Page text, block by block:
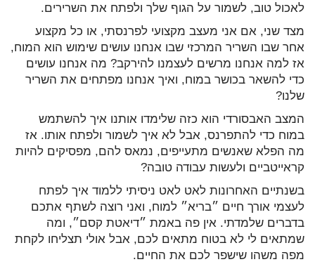
לאכול טוב, לשמור על הגוף שלך ולפתח את השרירים.
מצד שני, אם אני מעצב מקצועי לפרנסתי, או כל מקצוע
אחר שבו השריר המרכזי שבו אנחנו עושים שימוש הוא המוח,
אז למה אנחנו מרשים לעצמנו להירקב? מה אנחנו עושים
כדי להשאר בכושר במוח, ואיך אנחנו מפתחים את השריר
שלנו?
המצב האבסורדי הוא כזה שלימדו אותנו איך להשתמש
במוח כדי להתפרנס, אבל לא איך לשמור ולפתח אותו. אז
מה הפלא שאנשים מתעייפים, נמאס להם, מפסיקים להיות
קראייטביים ולעשות עבודה טובה?
בשנתיים האחרונות לאט לאט ניסיתי ללמוד איך לפתח
לעצמי אורך חיים ״בריא״ למוח, ואני רוצה לשתף אתכם
בדברים שלמדתי. אין פה באמת ״דיאטת קסם״, ומה
שמתאים לי לא בטוח מתאים לכם, אבל אולי תצליחו לקחת
מפה משהו שישפר לכם את החיים.